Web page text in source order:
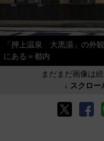
「押上温泉 大黒湯」の外
にある＝都内
まだまだ画像は
↓ スクロー